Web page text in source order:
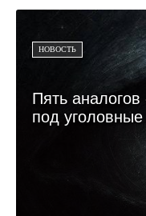
НОВОСТЬ
Пять
под